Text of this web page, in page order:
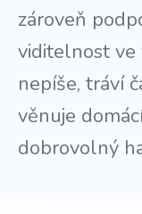
zároveň
viditelnost ve
nepíše, tráví
věnuje
dobrovolný